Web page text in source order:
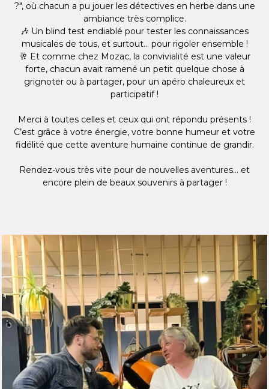
?", où chacun a pu jouer les détectives en herbe dans une
ambiance très complice.
🎶 Un blind test endiablé pour tester les connaissances
musicales de tous, et surtout... pour rigoler ensemble !
🥂 Et comme chez Mozac, la convivialité est une valeur
forte, chacun avait ramené un petit quelque chose à
grignoter ou à partager, pour un apéro chaleureux et
participatif !
Merci à toutes celles et ceux qui ont répondu présents !
C’est grâce à votre énergie, votre bonne humeur et votre
fidélité que cette aventure humaine continue de grandir.
Rendez-vous très vite pour de nouvelles aventures… et
encore plein de beaux souvenirs à partager !